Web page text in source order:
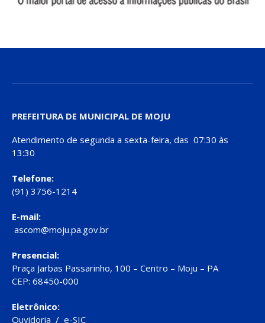
PREFEITURA DE MUNICIPAL DE MOJU
Atendimento de segunda a sexta-feira, das 07:30 às
13:30
Telefone:
(91) 3756-1214
E-mail:
ascom@moju.pa.gov.br
Presencial:
Praça Jarbas Passarinho, 100 – Centro – Moju – PA
CEP: 68450-000
Eletrônico:
Ouvidoria / e-SIC